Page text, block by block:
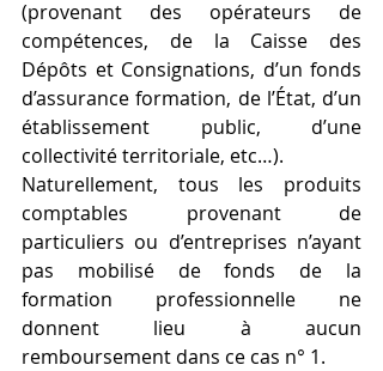
(provenant des opérateurs de
compétences, de la Caisse des
Dépôts et Consignations, d’un fonds
d’assurance formation, de l’État, d’un
établissement public, d’une
collectivité territoriale, etc…).
Naturellement, tous les produits
comptables provenant de
particuliers ou d’entreprises n’ayant
pas mobilisé de fonds de la
formation professionnelle ne
donnent lieu à aucun
remboursement dans ce cas n° 1.